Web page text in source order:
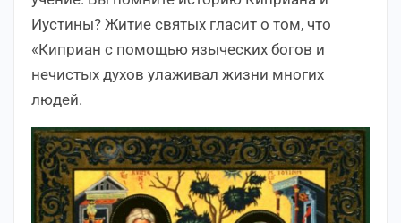
Иустины? Житие святых гласит о том, что
«Киприан с помощью языческих богов и
нечистых духов улаживал жизни многих
людей.